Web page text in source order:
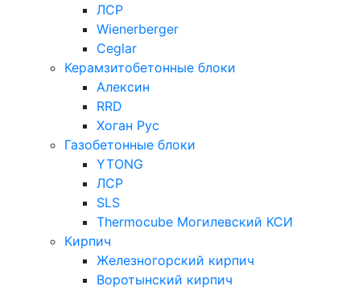
ЛСР
Wienerberger
Ceglar
Керамзитобетонные блоки
Алексин
RRD
Хоган Рус
Газобетонные блоки
YTONG
ЛСР
SLS
Thermocube Могилевский КСИ
Кирпич
Железногорский кирпич
Воротынский кирпич